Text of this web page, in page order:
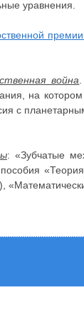
уравнения.
война
на
с
: «Зубчатые